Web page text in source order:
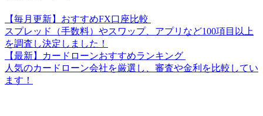
【毎月更新】おすすめFX口座比較
スプレッド（手数料）やスワップ、アプリなど100項目以上
を調査し決定しました！
【最新】カードローンおすすめランキング
人気のカードローン会社を厳選し、審査や金利を比較してい
ます！